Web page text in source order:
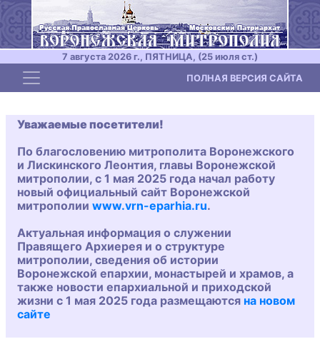
7 августа 2026 г., ПЯТНИЦА, (25 июля ст.)
Toggle navigation ПОЛНАЯ ВЕРСИЯ САЙТА
Уважаемые посетители!
По благословению митрополита Воронежского
и Лискинского Леонтия, главы Воронежской
митрополии, с 1 мая 2025 года начал работу
новый официальный сайт Воронежской
митрополии www.vrn-eparhia.ru.
Актуальная информация о служении
Правящего Архиерея и о структуре
митрополии, сведения об истории
Воронежской епархии, монастырей и храмов, а
также новости епархиальной и приходской
жизни с 1 мая 2025 года размещаются на новом
сайте